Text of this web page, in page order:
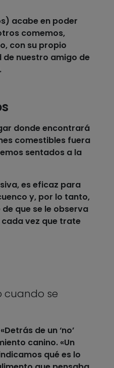
acabe en poder
comemos,
con su propio
de nuestro amigo de
donde encontrará
comestibles fuera
sentados a la
es eficaz para
y, por lo tanto,
que se le observa
vez que trate
cuando se
de un ‘no’
canino. «Un
qué es lo